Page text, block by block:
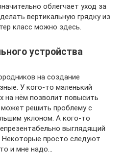
облегчает уход за
вертикальную грядку из
класс можно здесь.
устройства
на создание
У кого-то маленький
на нём позволит повысить
решить проблему с
уклоном. А кого-то
выглядящий
Некоторые просто следуют
и мне надо…